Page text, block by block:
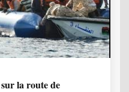
la route de